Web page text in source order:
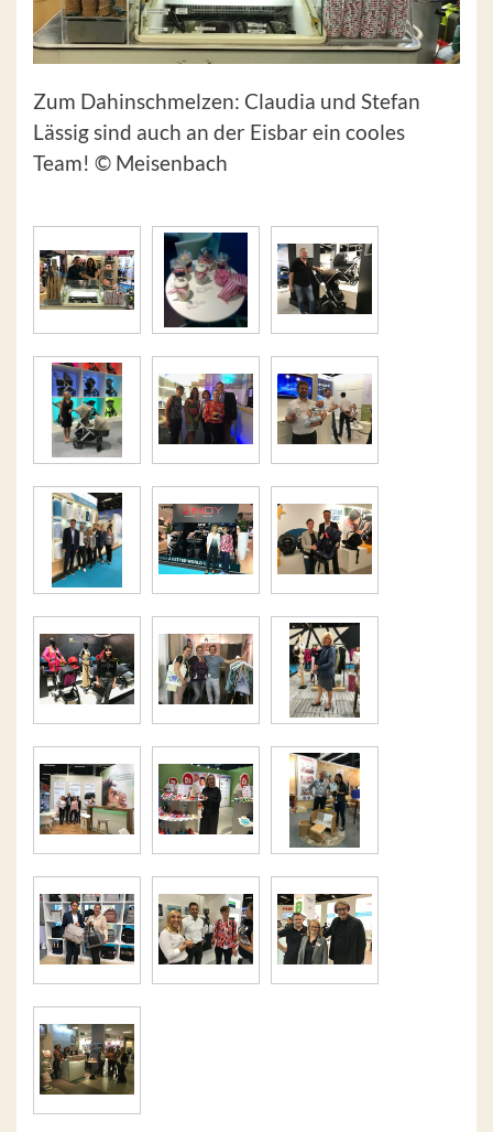
Zum Dahinschmelzen: Claudia und Stefan
Lässig sind auch an der Eisbar ein cooles
Team! © Meisenbach